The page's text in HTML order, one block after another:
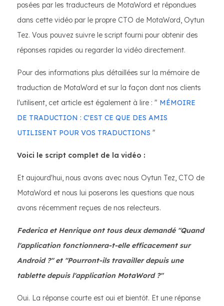
posées par les traducteurs de MotaWord et répondues
dans cette vidéo par le propre CTO de MotaWord, Oytun
Tez. Vous pouvez suivre le script fourni pour obtenir des
réponses rapides ou regarder la vidéo directement.
Pour des informations plus détaillées sur la mémoire de
traduction de MotaWord et sur la façon dont nos clients
l'utilisent, cet article est également à lire : " MÉMOIRE
DE TRADUCTION : C'EST CE QUE DES AMIS
UTILISENT POUR VOS TRADUCTIONS "
Voici le script complet de la vidéo :
Et aujourd'hui, nous avons avec nous Oytun Tez, CTO de
MotaWord et nous lui poserons les questions que nous
avons récemment reçues de nos relecteurs.
Federica et Henrique ont tous deux demandé "Quand
l'application fonctionnera-t-elle efficacement sur
Android ?" et "Pourront-ils travailler depuis une
tablette depuis l'application MotaWord ?"
Oui. La réponse courte est oui et bientôt. Et une réponse